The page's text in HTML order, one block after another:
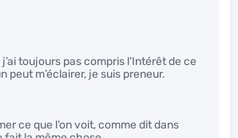
toujours pas compris l’Intérêt de ce
peut m’éclairer, je suis preneur.
ce que l’on voit, comme dit dans